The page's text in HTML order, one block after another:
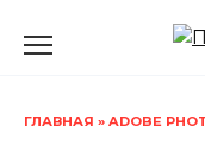
ГЛАВНАЯ » ADOBE